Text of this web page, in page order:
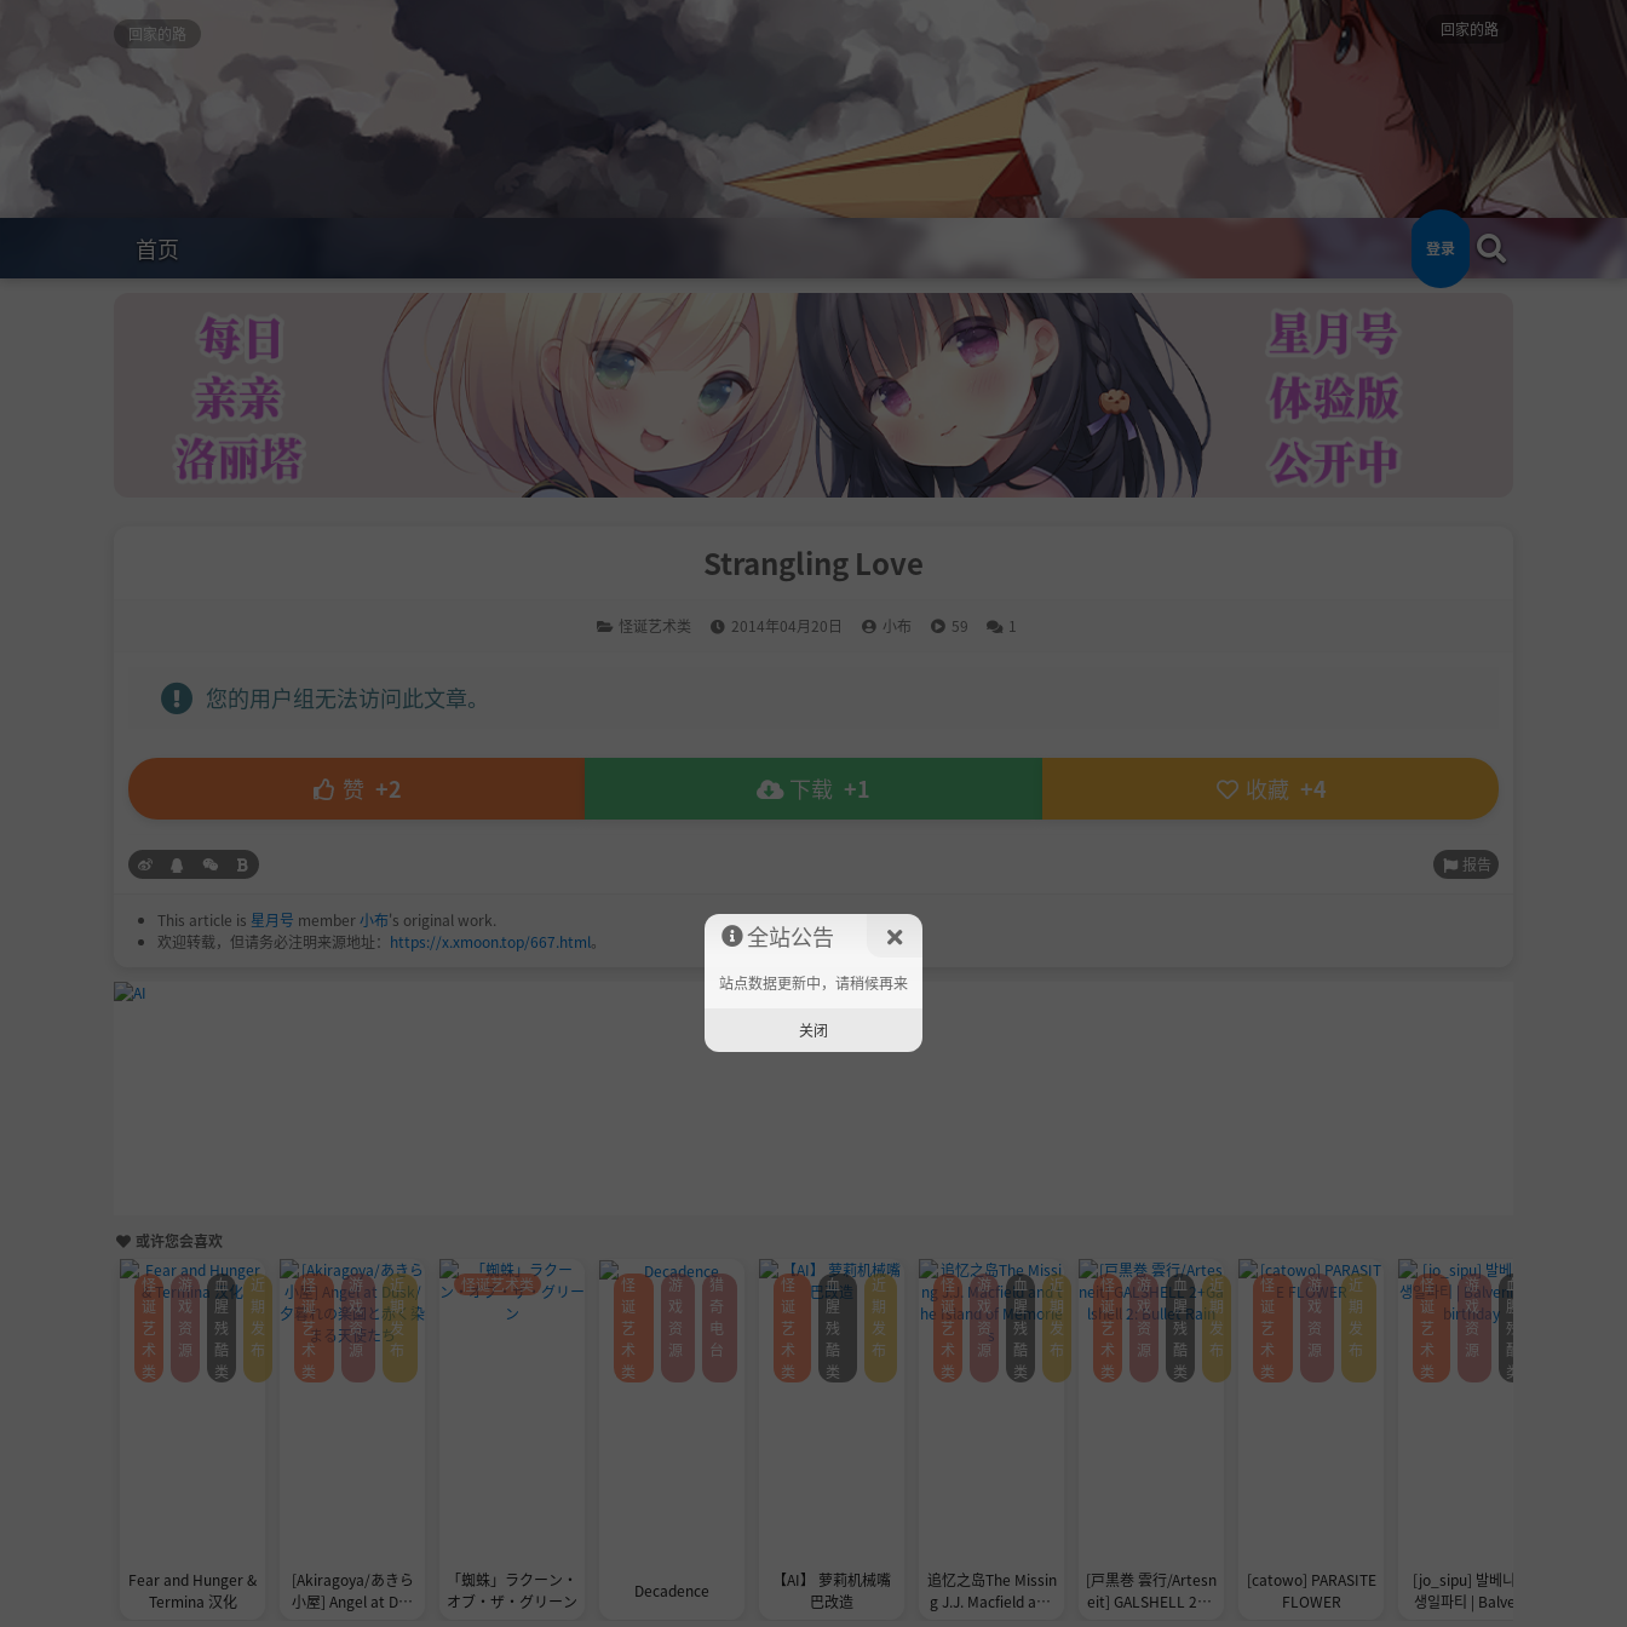
回家的路 回家的路
首页 登录
Strangling Love
怪诞艺术类 2014年04月20日 小布 59 1
您的用户组无法访问此文章。
赞 +2 下载 +1 收藏 +4
报告
This article is 星月号 member小布's original work.
欢迎转载，但请务必注明来源地址： https://x.xmoon.top/667.html。
或许您会喜欢
Fear and Hunger &
Termina 汉化
怪
诞
艺
术
类
游
戏
资
源
血
腥
残
酷
类
近
期
发
布
[Akiragoya/あきら
小屋] Angel at Dus
怪
诞
艺
术
类
游
戏
资
源
近
期
发
布
「蜘蛛」ラクーン・
オブ・ザ・グリーン
怪诞艺术类
Decadence
怪
诞
艺
术
类
游
戏
资
源
猎
奇
电
台
【AI】 萝莉机械嘴
巴改造
怪
诞
艺
术
类
血
腥
残
酷
类
近
期
发
布
追忆之岛The Missin
g J.J. Macfield and
怪
诞
艺
术
类
游
戏
资
源
血
腥
残
酷
类
近
期
发
布
[戸黒巻 雲行/Artesn
eit] GALSHELL 2+G
怪
诞
艺
术
类
游
戏
资
源
血
腥
残
酷
类
近
期
发
布
[catowo] PARASITE
FLOWER
怪
诞
艺
术
类
游
戏
资
源
近
期
发
布
[jo_sipu] 발베니의
생일파티 | Balveni
怪
诞
艺
术
类
游
戏
资
源
血
腥
残
酷
类
全站公告
站点数据更新中，请稍候再来
关闭